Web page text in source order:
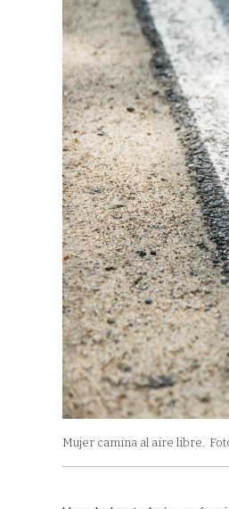
Mujer camina al aire libre.